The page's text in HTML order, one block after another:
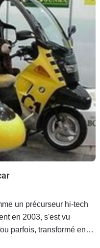
un précurseur hi-tech
en 2003, s'est vu
parfois, transformé en